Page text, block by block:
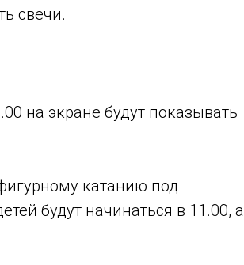
свечи.
на экране будут показывать
катанию под
будут начинаться в 11.00, а